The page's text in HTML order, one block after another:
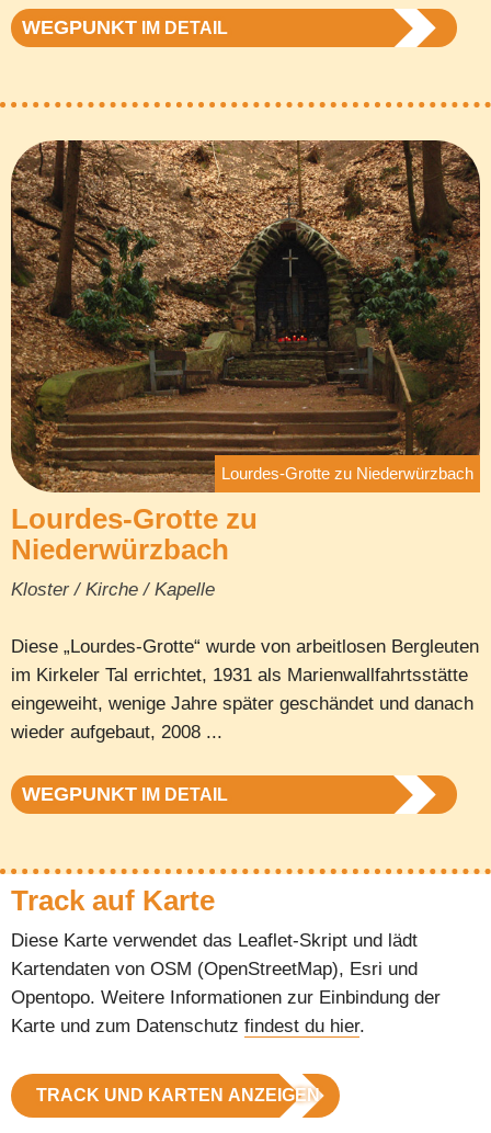
WEGPUNKT IM DETAIL
Lourdes-Grotte zu Niederwürzbach
Lourdes-Grotte zu
Niederwürzbach
Kloster / Kirche / Kapelle
Diese „Lourdes-Grotte“ wurde von arbeitlosen Bergleuten
im Kirkeler Tal errichtet, 1931 als Marienwallfahrtsstätte
eingeweiht, wenige Jahre später geschändet und danach
wieder aufgebaut, 2008 ...
WEGPUNKT IM DETAIL
Track auf Karte
Diese Karte verwendet das Leaflet-Skript und lädt
Kartendaten von OSM (OpenStreetMap), Esri und
Opentopo. Weitere Informationen zur Einbindung der
Karte und zum Datenschutz findest du hier.
TRACK UND KARTEN ANZEIGEN